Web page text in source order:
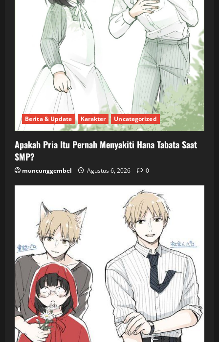
Berita & Update Karakter Uncategorized
Apakah Pria Itu Pernah Menyakiti Hana Tabata Saat
SMP?
muncunggembel Agustus 6, 2026 0